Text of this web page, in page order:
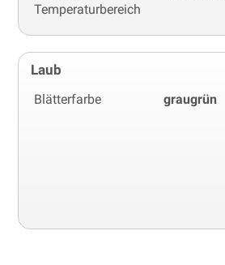
Temperaturbereich
Laub
Blätterfarbe graugrün